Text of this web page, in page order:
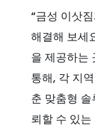
“금성 이삿
해결해 보세
을 제공하는
통해, 각 지
춘 맞춤형
뢰할 수 있